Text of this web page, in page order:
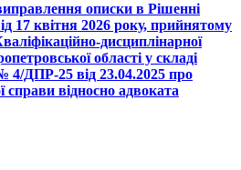
описки в Рішенні
квітня 2026 року, прийнятому
дисциплінарної
області у складі
4/ДПР-25 від 23.04.2025 про
справи відносно адвоката